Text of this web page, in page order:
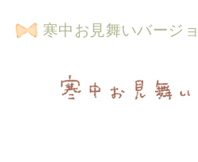
寒中お見舞いバージ